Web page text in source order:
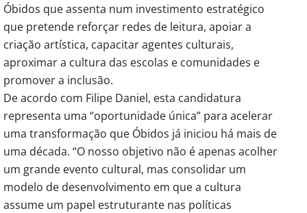
Óbidos que assenta num investimento estratégico
que pretende reforçar redes de leitura, apoiar a
criação artística, capacitar agentes culturais,
aproximar a cultura das escolas e comunidades e
promover a inclusão.
De acordo com Filipe Daniel, esta candidatura
representa uma “oportunidade única” para acelerar
uma transformação que Óbidos já iniciou há mais de
uma década. “O nosso objetivo não é apenas acolher
um grande evento cultural, mas consolidar um
modelo de desenvolvimento em que a cultura
assume um papel estruturante nas políticas